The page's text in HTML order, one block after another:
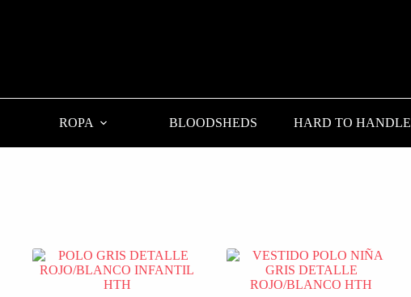
ROPA BLOODSHEDS HARD TO HANDLE